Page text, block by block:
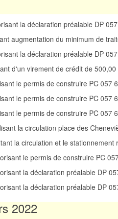
la déclaration préalable DP
augmentation du minimum de
la déclaration préalable DP
d'un virement de crédit de
le permis de construire PC 057
le permis de construire PC 057
le permis de construire PC 057
la circulation place des
la circulation et le
le permis de construire PC
la déclaration préalable DP
la déclaration préalable DP
2022